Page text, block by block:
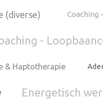
(diverse) Coaching
-
& Haptotherapie
Energetisch